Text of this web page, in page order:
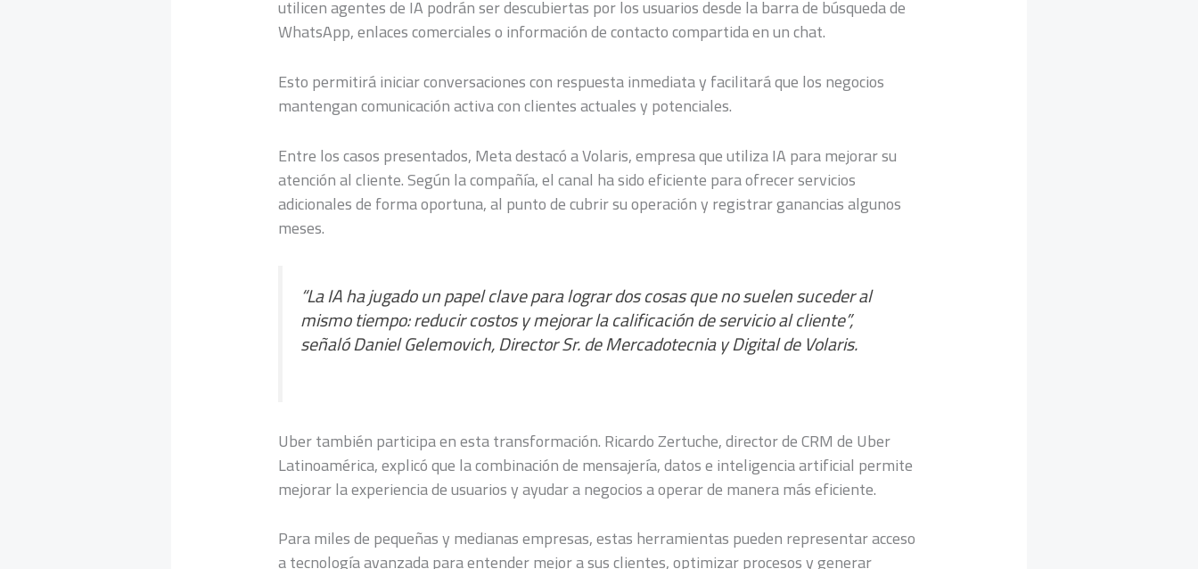
utilicen agentes de IA podrán ser descubiertas por los usuarios desde la barra de búsqueda de
WhatsApp, enlaces comerciales o información de contacto compartida en un chat.
Esto permitirá iniciar conversaciones con respuesta inmediata y facilitará que los negocios
mantengan comunicación activa con clientes actuales y potenciales.
Entre los casos presentados, Meta destacó a Volaris, empresa que utiliza IA para mejorar su
atención al cliente. Según la compañía, el canal ha sido eficiente para ofrecer servicios
adicionales de forma oportuna, al punto de cubrir su operación y registrar ganancias algunos
meses.
“La IA ha jugado un papel clave para lograr dos cosas que no suelen suceder al
mismo tiempo: reducir costos y mejorar la calificación de servicio al cliente”,
señaló Daniel Gelemovich, Director Sr. de Mercadotecnia y Digital de Volaris.
Uber también participa en esta transformación. Ricardo Zertuche, director de CRM de Uber
Latinoamérica, explicó que la combinación de mensajería, datos e inteligencia artificial permite
mejorar la experiencia de usuarios y ayudar a negocios a operar de manera más eficiente.
Para miles de pequeñas y medianas empresas, estas herramientas pueden representar acceso
a tecnología avanzada para entender mejor a sus clientes, optimizar procesos y generar